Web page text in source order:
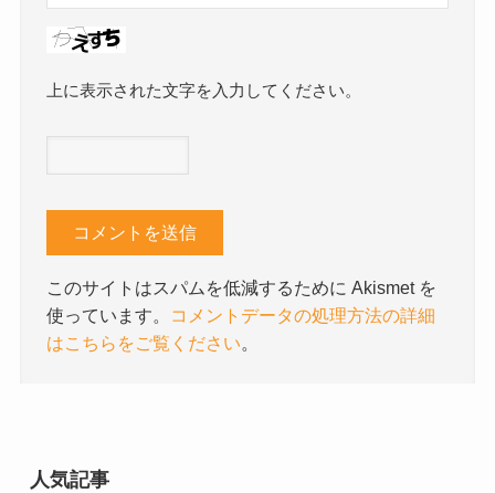
上に表示された文字を入力してください。
このサイトはスパムを低減するために Akismet を
使っています。
コメントデータの処理方法の詳細
はこちらをご覧ください
人気記事